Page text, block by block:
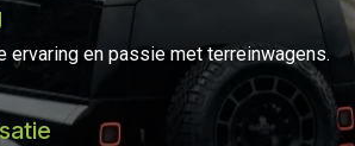
ervaring en passie met terreinwagens.